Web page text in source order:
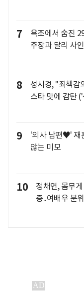
7
욕조에서 숨진
주장과 달리 사
8
성시경, "죄책감
스타 맛에 감탄
9
'의사 남편♥' 재
않는 미모
10
정채연, 몸무
증..여배우 분